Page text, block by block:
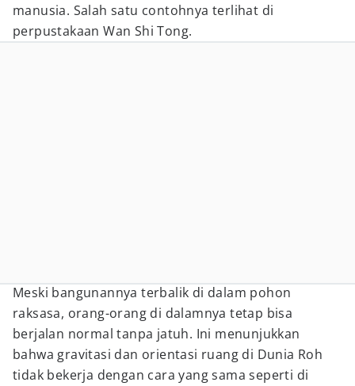
manusia. Salah satu contohnya terlihat di
perpustakaan Wan Shi Tong.
Meski bangunannya terbalik di dalam pohon
raksasa, orang-orang di dalamnya tetap bisa
berjalan normal tanpa jatuh. Ini menunjukkan
bahwa gravitasi dan orientasi ruang di Dunia Roh
tidak bekerja dengan cara yang sama seperti di